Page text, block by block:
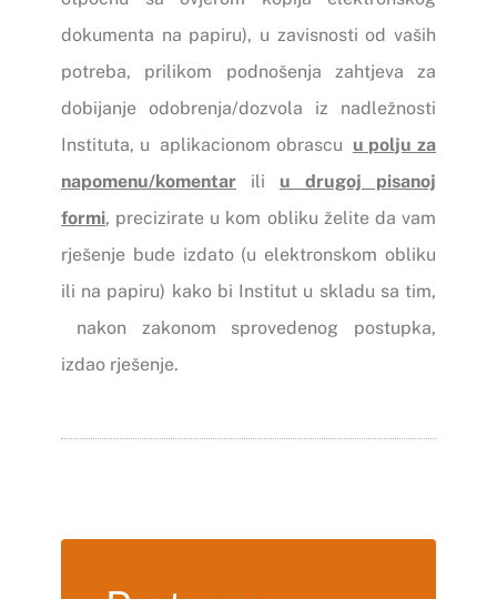
dokumenta na papiru), u zavisnosti od vaših
potreba, prilikom podnošenja zahtjeva za
dobijanje odobrenja/dozvola iz nadležnosti
Instituta, u aplikacionom obrascu u polju za
napomenu/komentar ili u drugoj pisanoj
formi, precizirate u kom obliku želite da vam
rješenje bude izdato (u elektronskom obliku
ili na papiru) kako bi Institut u skladu sa tim,
nakon zakonom sprovedenog postupka,
izdao rješenje.